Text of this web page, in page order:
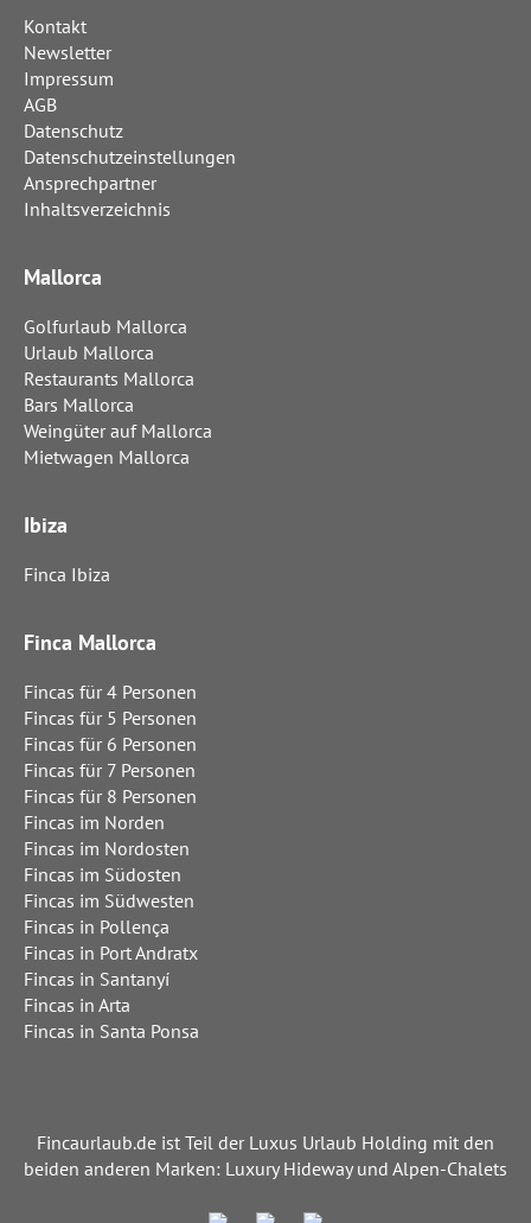
Kontakt
Newsletter
Impressum
AGB
Datenschutz
Datenschutzeinstellungen
Ansprechpartner
Inhaltsverzeichnis
Mallorca
Golfurlaub Mallorca
Urlaub Mallorca
Restaurants Mallorca
Bars Mallorca
Weingüter auf Mallorca
Mietwagen Mallorca
Ibiza
Finca Ibiza
Finca Mallorca
Fincas für 4 Personen
Fincas für 5 Personen
Fincas für 6 Personen
Fincas für 7 Personen
Fincas für 8 Personen
Fincas im Norden
Fincas im Nordosten
Fincas im Südosten
Fincas im Südwesten
Fincas in Pollença
Fincas in Port Andratx
Fincas in Santanyí
Fincas in Arta
Fincas in Santa Ponsa
Fincaurlaub.de ist Teil der Luxus Urlaub Holding mit den
beiden anderen Marken: Luxury Hideway und Alpen-Chalets